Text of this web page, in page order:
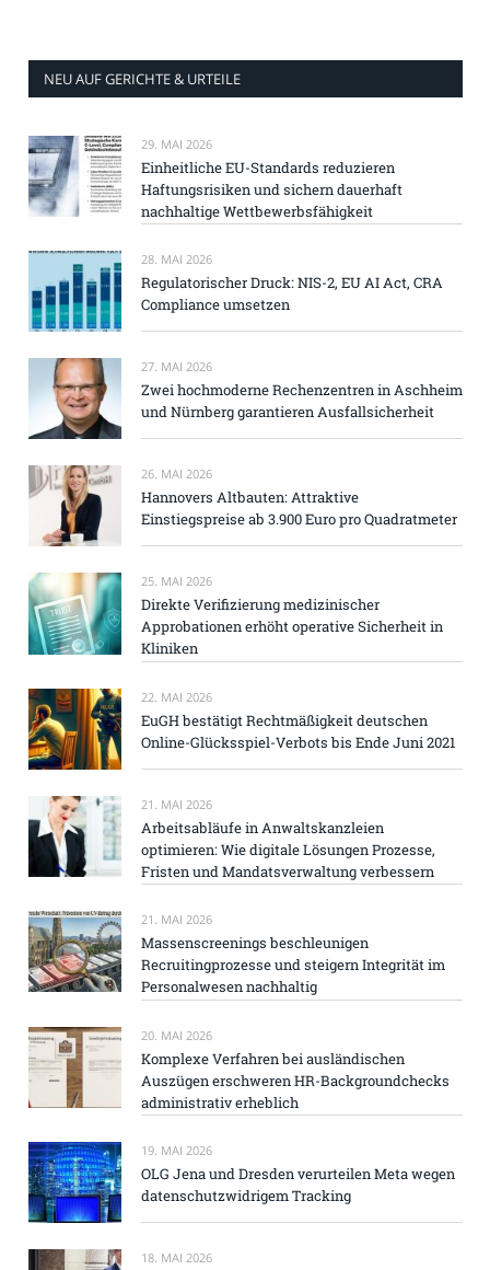
NEU AUF GERICHTE & URTEILE
29. MAI 2026
Einheitliche EU-Standards reduzieren
Haftungsrisiken und sichern dauerhaft
nachhaltige Wettbewerbsfähigkeit
28. MAI 2026
Regulatorischer Druck: NIS-2, EU AI Act, CRA
Compliance umsetzen
27. MAI 2026
Zwei hochmoderne Rechenzentren in Aschheim
und Nürnberg garantieren Ausfallsicherheit
26. MAI 2026
Hannovers Altbauten: Attraktive
Einstiegspreise ab 3.900 Euro pro Quadratmeter
25. MAI 2026
Direkte Verifizierung medizinischer
Approbationen erhöht operative Sicherheit in
Kliniken
22. MAI 2026
EuGH bestätigt Rechtmäßigkeit deutschen
Online-Glücksspiel-Verbots bis Ende Juni 2021
21. MAI 2026
Arbeitsabläufe in Anwaltskanzleien
optimieren: Wie digitale Lösungen Prozesse,
Fristen und Mandatsverwaltung verbessern
21. MAI 2026
Massenscreenings beschleunigen
Recruitingprozesse und steigern Integrität im
Personalwesen nachhaltig
20. MAI 2026
Komplexe Verfahren bei ausländischen
Auszügen erschweren HR-Backgroundchecks
administrativ erheblich
19. MAI 2026
OLG Jena und Dresden verurteilen Meta wegen
datenschutzwidrigem Tracking
18. MAI 2026